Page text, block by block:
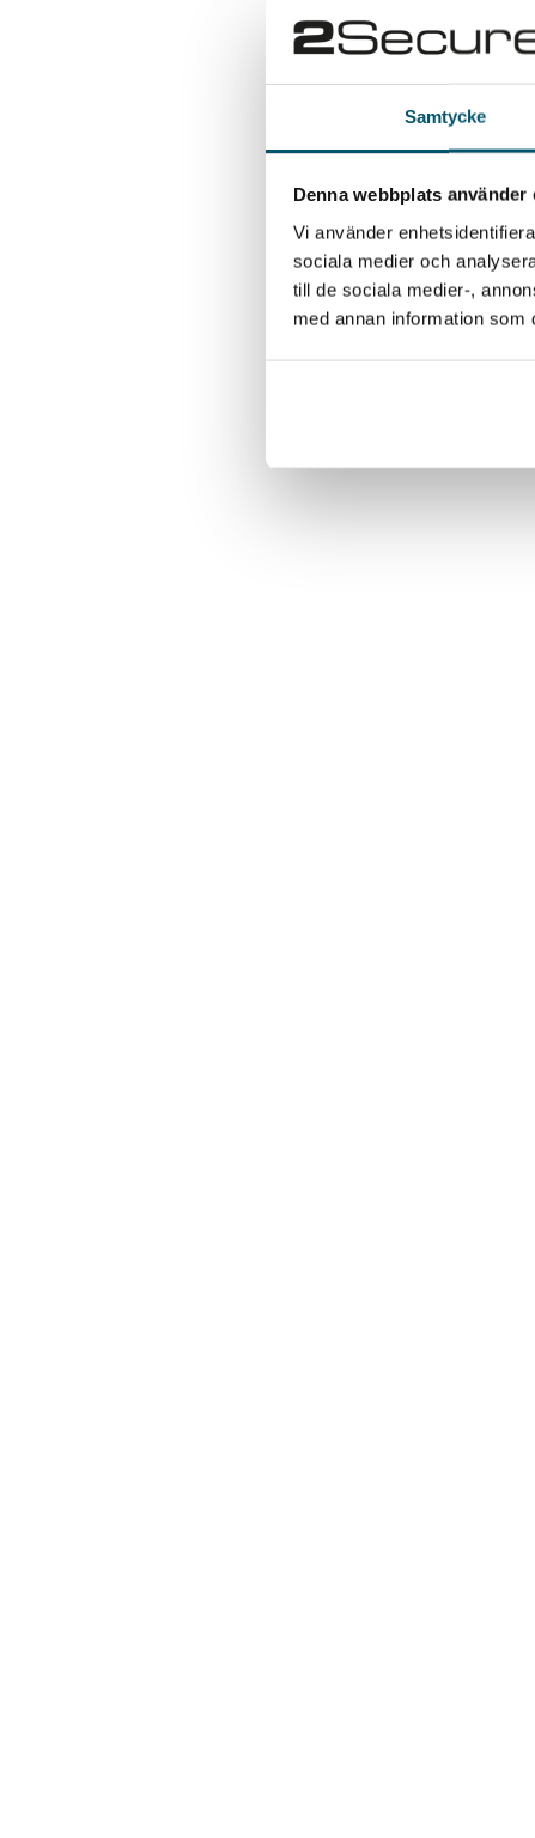
Samtycke
Denna webbplats använder
Vi använder
sociala medier och
till de sociala medier-,
med annan information